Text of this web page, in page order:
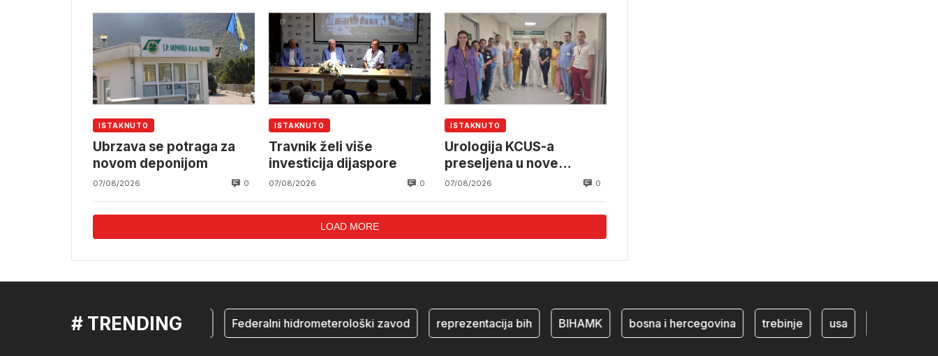
ISTAKNUTO
Ubrzava se potraga za
novom deponijom
07/08/2026 0
ISTAKNUTO
Travnik želi više
investicija dijaspore
07/08/2026 0
ISTAKNUTO
Urologija KCUS-a
preseljena u nove
prostorije
07/08/2026 0
LOAD MORE
# TRENDING
mostar Federalni hidrometerološki zavod reprezentacija bih BIHAMK bosna i hercegovina trebinje usa